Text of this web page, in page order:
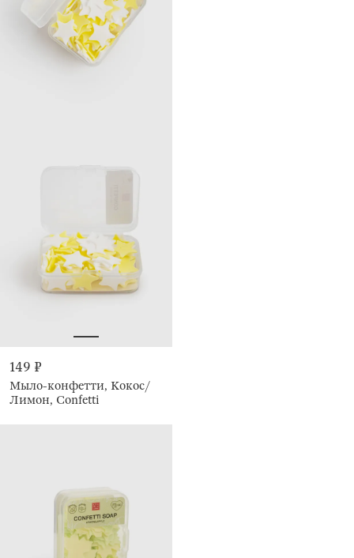
149 ₽
Мыло-конфетти, Кокос/
Лимон, Confetti